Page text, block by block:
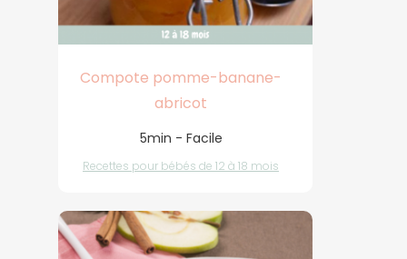
Compote pomme-banane-
abricot
5min - Facile
Recettes pour bébés de 12 à 18 mois